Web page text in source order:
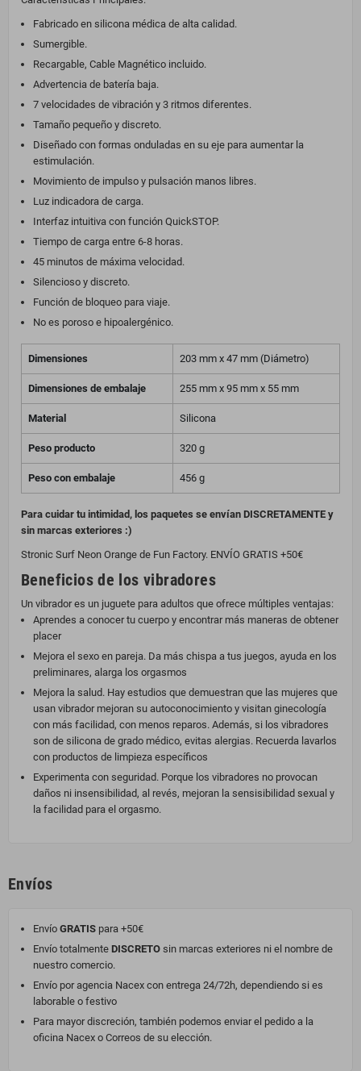
Fabricado en silicona médica de alta calidad.
Sumergible.
Recargable, Cable Magnético incluido.
Advertencia de batería baja.
7 velocidades de vibración y 3 ritmos diferentes.
Tamaño pequeño y discreto.
Diseñado con formas onduladas en su eje para aumentar la
estimulación.
Movimiento de impulso y pulsación manos libres.
Luz indicadora de carga.
Interfaz intuitiva con función QuickSTOP.
Tiempo de carga entre 6-8 horas.
45 minutos de máxima velocidad.
Silencioso y discreto.
Función de bloqueo para viaje.
No es poroso e hipoalergénico.
Dimensiones 203 mm x 47 mm (Diámetro)
Dimensiones de embalaje 255 mm x 95 mm x 55 mm
Material Silicona
Peso producto 320 g
Peso con embalaje 456 g
Para cuidar tu intimidad, los paquetes se envían DISCRETAMENTE y
sin marcas exteriores :)
Stronic Surf Neon Orange de Fun Factory. ENVÍO GRATIS +50€
Beneficios de los vibradores
Un vibrador es un juguete para adultos que ofrece múltiples ventajas:
Aprendes a conocer tu cuerpo y encontrar más maneras de obtener
placer
Mejora el sexo en pareja. Da más chispa a tus juegos, ayuda en los
preliminares, alarga los orgasmos
Mejora la salud. Hay estudios que demuestran que las mujeres que
usan vibrador mejoran su autoconocimiento y visitan ginecología
con más facilidad, con menos reparos. Además, si los vibradores
son de silicona de grado médico, evitas alergias. Recuerda lavarlos
con productos de limpieza específicos
Experimenta con seguridad. Porque los vibradores no provocan
daños ni insensibilidad, al revés, mejoran la sensisibilidad sexual y
la facilidad para el orgasmo.
Envíos
Envío GRATIS para +50€
Envío totalmente DISCRETO sin marcas exteriores ni el nombre de
nuestro comercio.
Envío por agencia Nacex con entrega 24/72h, dependiendo si es
laborable o festivo
Para mayor discreción, también podemos enviar el pedido a la
oficina Nacex o Correos de su elección.